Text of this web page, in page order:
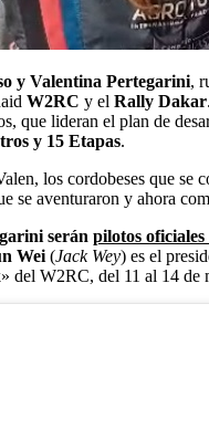
y Valentina Pertegarini,
W2RC y el Rally Dakar
que lideran el plan de
y 15 Etapas.
los cordobeses que se
se aventuraron y ahora
serán pilotos
Wei (Jack Wey) es el
del W2RC, del 11 al 14 de